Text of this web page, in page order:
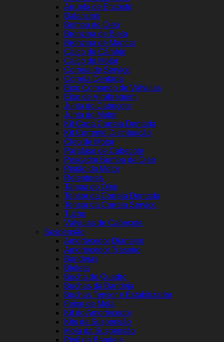
Arruela de Encosto
Balancins
Bomba de Óleo
Bronzina de Biela
Bronzina de Mancal
Calço do Câmbio
Calço do Motor
Correia de Serviço
Correia Dentada
Eixo Comando de Válvulas
Eixo de Virabrequim
Junta do Cabeçote
Junta do Motor
Kit Capa Correia Dentada
Kit Corrente Distribuição
Óleo de Motor
Parafuso de Cabeçote
Pescador Bomba de Óleo
Pistão do Motor
Retentores
Tampa do Óleo
Tensor da Correia Dentada
Tensor da Correia Serviço
Tucho
Válvulas de Cabeçote
Suspensão
Amortecedor Dianteiro
Amortecedor Traseiro
Bandejas
Bieleta
Bucha do Quadro
Buchas da Bandeja
Buchas Tensor e Estabilizador
Feixe de Mola
Kit do Amortecedor
Kits da Suspensão
Mola da Suspensão
Pivô da Bandeja